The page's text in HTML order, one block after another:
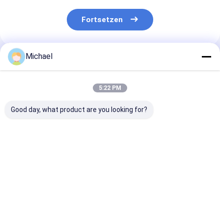
Fortsetzen
Empfohlene Produkte
Michael
5:22 PM
Good day, what product are you looking for?